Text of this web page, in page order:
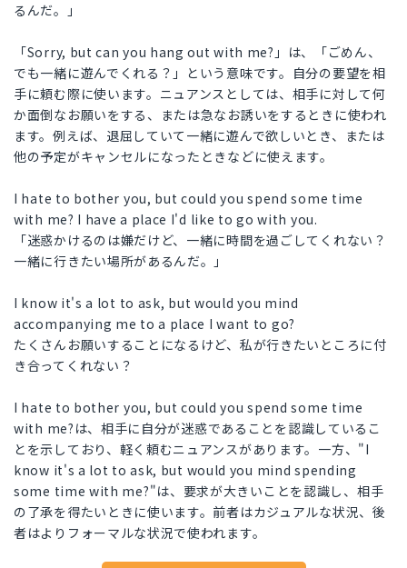
るんだ。」
「Sorry, but can you hang out with me?」は、「ごめん、
でも一緒に遊んでくれる？」という意味です。自分の要望を相
手に頼む際に使います。ニュアンスとしては、相手に対して何
か面倒なお願いをする、または急なお誘いをするときに使われ
ます。例えば、退屈していて一緒に遊んで欲しいとき、または
他の予定がキャンセルになったときなどに使えます。
I hate to bother you, but could you spend some time
with me? I have a place I'd like to go with you.
「迷惑かけるのは嫌だけど、一緒に時間を過ごしてくれない？
一緒に行きたい場所があるんだ。」
I know it's a lot to ask, but would you mind
accompanying me to a place I want to go?
たくさんお願いすることになるけど、私が行きたいところに付
き合ってくれない？
I hate to bother you, but could you spend some time
with me?は、相手に自分が迷惑であることを認識しているこ
とを示しており、軽く頼むニュアンスがあります。一方、"I
know it's a lot to ask, but would you mind spending
some time with me?"は、要求が大きいことを認識し、相手
の了承を得たいときに使います。前者はカジュアルな状況、後
者はよりフォーマルな状況で使われます。